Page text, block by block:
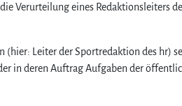
Verurteilung eines Redaktionsleiters
Leiter der Sportredaktion des hr)
in deren Auftrag Aufgaben der